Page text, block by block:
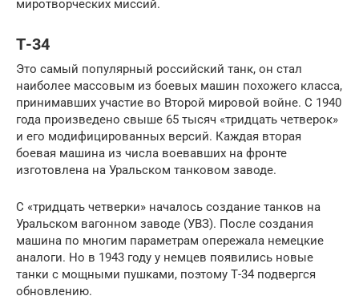
миротворческих миссий.
Т-34
Это самый популярный российский танк, он стал
наиболее массовым из боевых машин похожего класса,
принимавших участие во Второй мировой войне. С 1940
года произведено свыше 65 тысяч «тридцать четверок»
и его модифицированных версий. Каждая вторая
боевая машина из числа воевавших на фронте
изготовлена на Уральском танковом заводе.
С «тридцать четверки» началось создание танков на
Уральском вагонном заводе (УВЗ). После создания
машина по многим параметрам опережала немецкие
аналоги. Но в 1943 году у немцев появились новые
танки с мощными пушками, поэтому Т-34 подвергся
обновлению.